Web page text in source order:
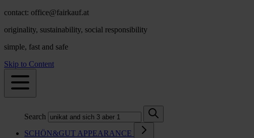
contact: office@fairkauf.at
originality, sustainability, social responsibility
simple, fast and safe
Skip to Content
Search
SCHÖN&GUT APPEARANCE